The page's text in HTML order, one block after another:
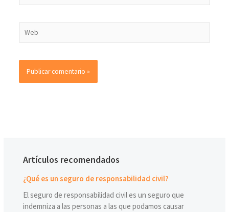
Artículos recomendados
¿Qué es un seguro de responsabilidad civil?
El seguro de responsabilidad civil es un seguro que
indemniza a las personas a las que podamos causar